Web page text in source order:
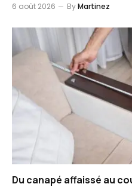
6 août 2026 ByMartinez
Du canapé affaissé au